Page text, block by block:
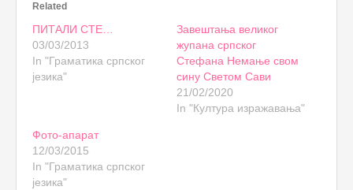
Related
ПИТАЛИ СТЕ…
03/03/2013
In "Граматика српског
језика"
Завештања великог
жупана српског
Стефана Немање свом
сину Светом Сави
21/02/2020
In "Култура изражавања"
Фото-апарат
12/03/2015
In "Граматика српског
језика"